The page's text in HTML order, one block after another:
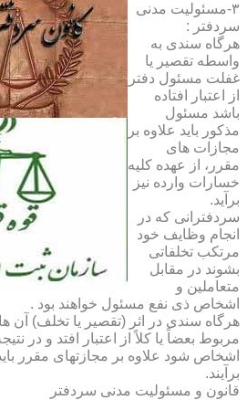
۳-مسئولیت مدنی
سردفتر :
هرگاه سندی به
واسطه تقصیر یا
غفلت مسئول دفتر
از اعتبار افتاده
باشد مسئول
مذکور باید علاوه بر
مجازات های
مقرر، از عهده کلیه
خسارات وارده نیز
برآید.
سردفترانی که در
انجام وظایف خود
مرتکب تخلفاتی
بشوند در مقابل
متعاملین و
اشخاص ذی نفع مسئول خواهند بود .
هرگاه سندی در اثر (تقصیر یا تخلف) آن
مربوط بعضاً یا کلاً از اعتبار افتد و در
اشخاص شود علاوه بر مجازتهای مقرر
برآیند.
قانون و مسئولیت مدنی سردفتر